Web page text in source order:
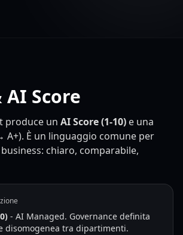
Score
produce un AI Score (1-10) e una
A+). È un linguaggio comune per
chiaro, comparabile,
- AI Managed. Governance definita
disomogenea tra dipartimenti.